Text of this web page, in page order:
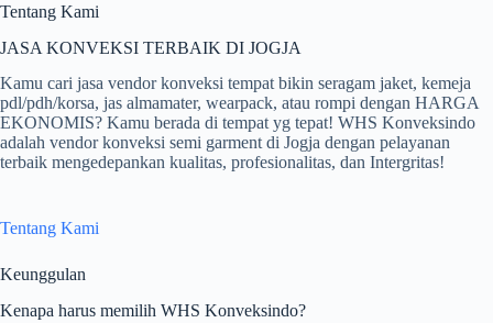
Tentang Kami
JASA KONVEKSI TERBAIK DI JOGJA
Kamu cari jasa vendor konveksi tempat bikin seragam jaket, kemeja
pdl/pdh/korsa, jas almamater, wearpack, atau rompi dengan HARGA
EKONOMIS? Kamu berada di tempat yg tepat! WHS Konveksindo
adalah vendor konveksi semi garment di Jogja dengan pelayanan
terbaik mengedepankan kualitas, profesionalitas, dan Intergritas!
Tentang Kami
Keunggulan
Kenapa harus memilih WHS Konveksindo?